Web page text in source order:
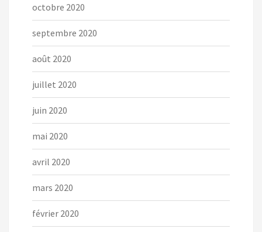
octobre 2020
septembre 2020
août 2020
juillet 2020
juin 2020
mai 2020
avril 2020
mars 2020
février 2020